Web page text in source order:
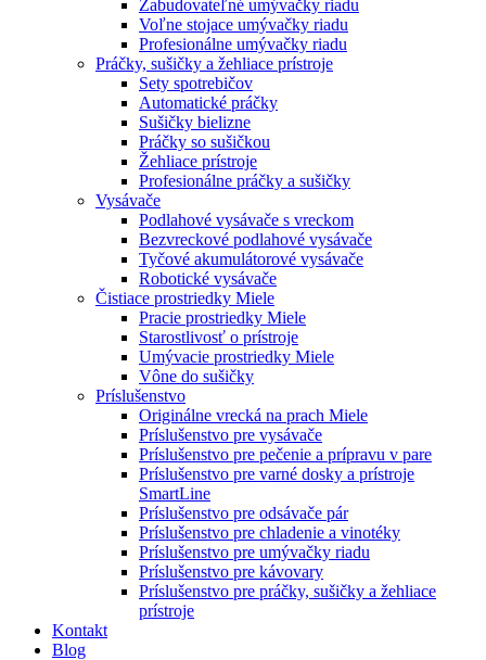
Zabudovateľné umývačky riadu
Voľne stojace umývačky riadu
Profesionálne umývačky riadu
Práčky, sušičky a žehliace prístroje
Sety spotrebičov
Automatické práčky
Sušičky bielizne
Práčky so sušičkou
Žehliace prístroje
Profesionálne práčky a sušičky
Vysávače
Podlahové vysávače s vreckom
Bezvreckové podlahové vysávače
Tyčové akumulátorové vysávače
Robotické vysávače
Čistiace prostriedky Miele
Pracie prostriedky Miele
Starostlivosť o prístroje
Umývacie prostriedky Miele
Vône do sušičky
Príslušenstvo
Originálne vrecká na prach Miele
Príslušenstvo pre vysávače
Príslušenstvo pre pečenie a prípravu v pare
Príslušenstvo pre varné dosky a prístroje
SmartLine
Príslušenstvo pre odsávače pár
Príslušenstvo pre chladenie a vinotéky
Príslušenstvo pre umývačky riadu
Príslušenstvo pre kávovary
Príslušenstvo pre práčky, sušičky a žehliace
prístroje
Kontakt
Blog